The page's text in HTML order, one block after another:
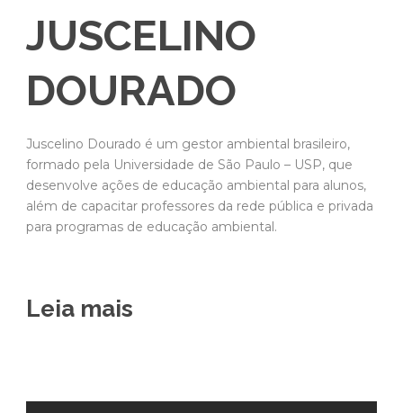
JUSCELINO
DOURADO
Juscelino Dourado é um gestor ambiental brasileiro,
formado pela Universidade de São Paulo – USP, que
desenvolve ações de educação ambiental para alunos,
além de capacitar professores da rede pública e privada
para programas de educação ambiental.
Leia mais